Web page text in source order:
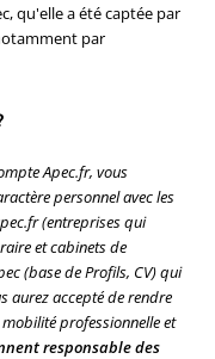
qu'elle a été captée par
par
Apec.fr, vous
personnel avec les
(entreprises qui
et cabinets de
(base de Profils, CV) qui
aurez accepté de rendre
professionnelle et
responsable des